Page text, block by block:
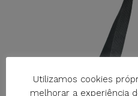
Utilizamos cookies
melhorar a experiência